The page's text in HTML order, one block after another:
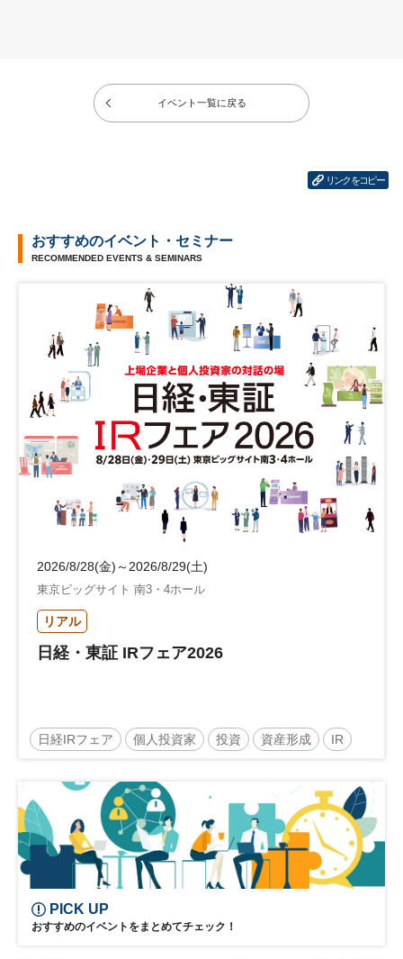
イベント一覧に戻る
リンクをコピー
おすすめのイベント・セミナー
RECOMMENDED EVENTS & SEMINARS
2026/8/28(金)～2026/8/29(土)
東京ビッグサイト 南3・4ホール
リアル
日経・東証 IRフェア2026
日経IRフェア 個人投資家 投資 資産形成 IR
参加無料
PICK UP
おすすめのイベントをまとめてチェック！